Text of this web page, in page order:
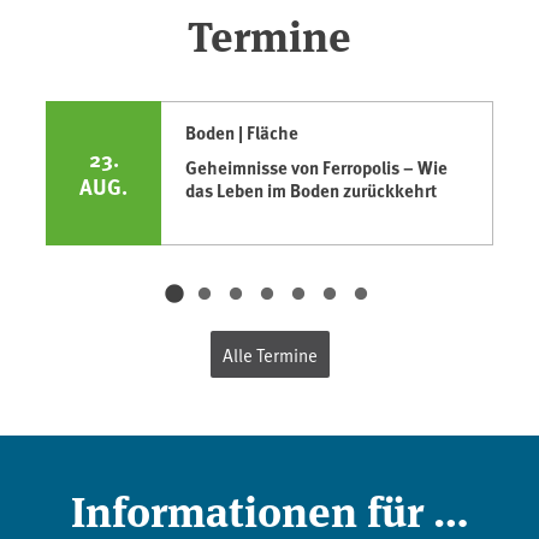
Termine
23.
AUG.
Boden | Fläche
Geheimnisse von Ferropolis – Wie
das Leben im Boden zurückkehrt
Alle Termine
Informationen für …